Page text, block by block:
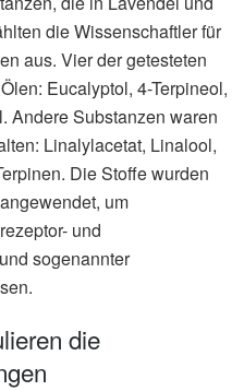
die Wissenschaftler für
aus. Vier der getesteten
Eucalyptol, 4-Terpineol,
Andere Substanzen waren
Linalylacetat, Linalool,
Die Stoffe wurden
um
und
sogenannter
die